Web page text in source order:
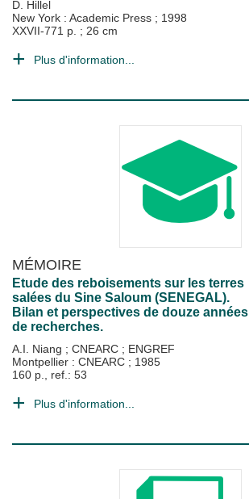
D. Hillel
New York : Academic Press ; 1998
XXVII-771 p. ; 26 cm
Plus d'information...
MÉMOIRE
Etude des reboisements sur les terres
salées du Sine Saloum (SENEGAL).
Bilan et perspectives de douze années
de recherches.
A.I. Niang ; CNEARC ; ENGREF
Montpellier : CNEARC ; 1985
160 p., ref.: 53
Plus d'information...